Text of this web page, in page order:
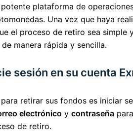
plataforma de
Una vez que haya
el proceso de retiro sea
manera rápida y sencilla.
sesión en su cuenta
retirar sus fondos es iniciar
electrónico y contraseña
de retiro.